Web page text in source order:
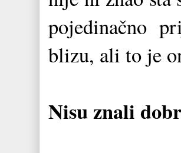
pojedinačno
blizu, ali to je
Nisu znali